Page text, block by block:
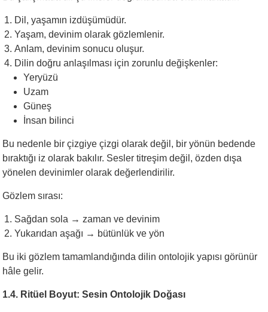
Dil, yaşamın izdüşümüdür.
Yaşam, devinim olarak gözlemlenir.
Anlam, devinim sonucu oluşur.
Dilin doğru anlaşılması için zorunlu değişkenler:
Yeryüzü
Uzam
Güneş
İnsan bilinci
Bu nedenle bir çizgiye çizgi olarak değil, bir yönün bedende
bıraktığı iz olarak bakılır. Sesler titreşim değil, özden dışa
yönelen devinimler olarak değerlendirilir.
Gözlem sırası:
Sağdan sola → zaman ve devinim
Yukarıdan aşağı → bütünlük ve yön
Bu iki gözlem tamamlandığında dilin ontolojik yapısı görünür
hâle gelir.
1.4. Ritüel Boyut: Sesin Ontolojik Doğası